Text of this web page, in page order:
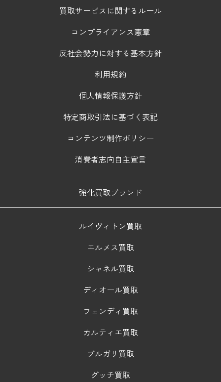
買取サービスに関するルール
コンプライアンス憲章
反社会勢力に対する基本方針
利用規約
個人情報保護方針
特定商取引法に基づく表記
コンテンツ制作ポリシー
消費者志向自主宣言
強化買取ブランド
ルイヴィトン買取
エルメス買取
シャネル買取
ディオール買取
フェンディ買取
カルティエ買取
ブルガリ買取
グッチ買取